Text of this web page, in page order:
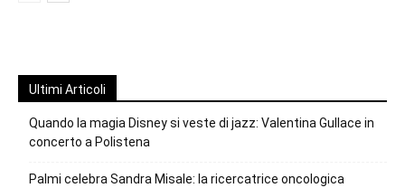
Ultimi Articoli
Quando la magia Disney si veste di jazz: Valentina Gullace in
concerto a Polistena
Palmi celebra Sandra Misale: la ricercatrice oncologica